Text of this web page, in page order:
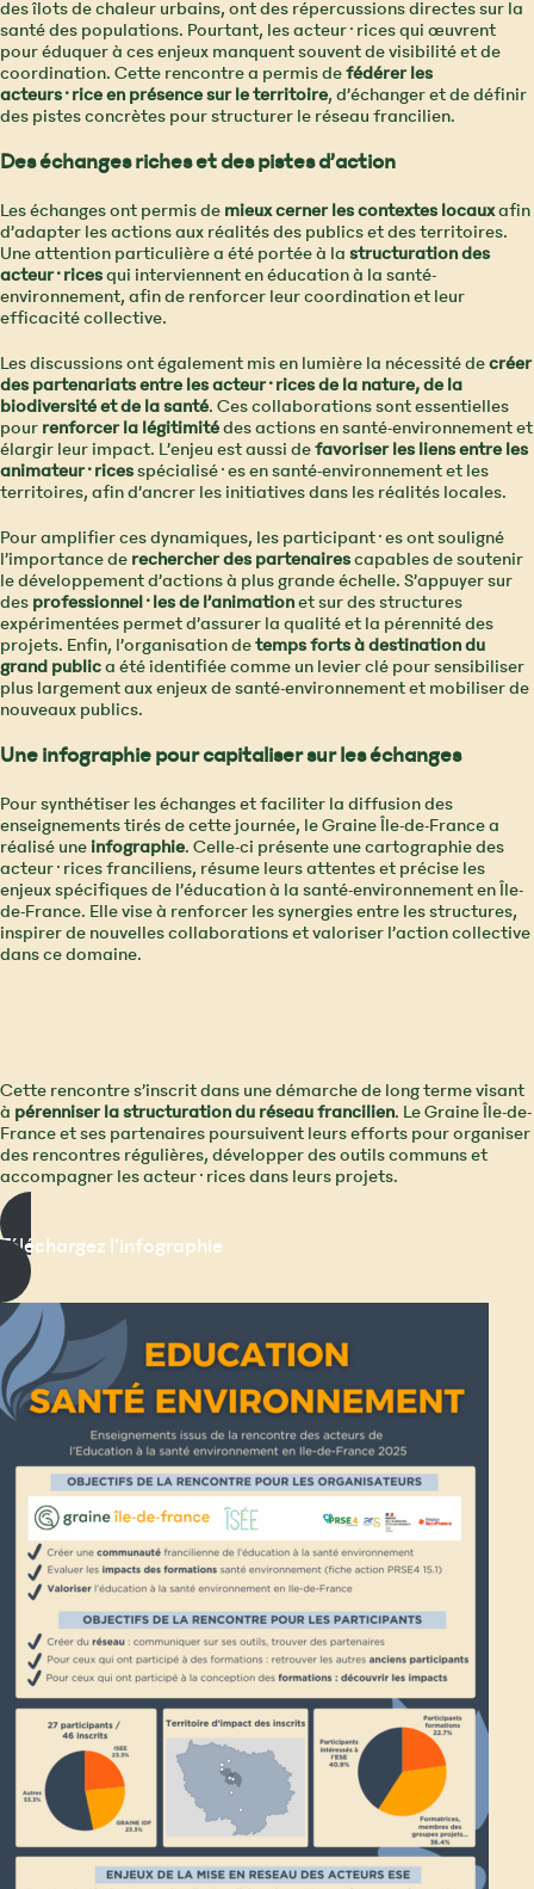
des îlots de chaleur urbains, ont des répercussions directes sur la
santé des populations. Pourtant, les acteur·rices qui œuvrent
pour éduquer à ces enjeux manquent souvent de visibilité et de
coordination. Cette rencontre a permis defédérer les
acteurs·rice en présence sur le territoire, d’échanger et de définir
des pistes concrètes pour structurer le réseau francilien.
Des échanges riches et des pistes d’action
Les échanges ont permis demieux cerner les contextes locauxafin
d’adapter les actions aux réalités des publics et des territoires.
Une attention particulière a été portée à lastructuration des
acteur·ricesqui interviennent en éducation à la santé-
environnement, afin de renforcer leur coordination et leur
efficacité collective.
Les discussions ont également mis en lumière la nécessité decréer
des partenariats entre les acteur·rices de la nature, de la
biodiversité et de la santé. Ces collaborations sont essentielles
pourrenforcer la légitimitédes actions en santé-environnement et
élargir leur impact. L’enjeu est aussi defavoriser les liens entre les
animateur·ricesspécialisé·es en santé-environnement et les
territoires, afin d’ancrer les initiatives dans les réalités locales.
Pour amplifier ces dynamiques, les participant·es ont souligné
l’importance derechercher des partenairescapables de soutenir
le développement d’actions à plus grande échelle. S’appuyer sur
desprofessionnel·les de l’animationet sur des structures
expérimentées permet d’assurer la qualité et la pérennité des
projets. Enfin, l’organisation detemps forts à destination du
grand publica été identifiée comme un levier clé pour sensibiliser
plus largement aux enjeux de santé-environnement et mobiliser de
nouveaux publics.
Une infographie pour capitaliser sur les échanges
Pour synthétiser les échanges et faciliter la diffusion des
enseignements tirés de cette journée, le Graine Île-de-France a
réalisé uneinfographie. Celle-ci présente une cartographie des
acteur·rices franciliens, résume leurs attentes et précise les
enjeux spécifiques de l’éducation à la santé-environnement en Île-
de-France. Elle vise à renforcer les synergies entre les structures,
inspirer de nouvelles collaborations et valoriser l’action collective
dans ce domaine.
Cette rencontre s’inscrit dans une démarche de long terme visant
à pérenniser la structuration du réseau francilien. Le Graine Île-de-
France et ses partenaires poursuivent leurs efforts pour organiser
des rencontres régulières, développer des outils communs et
accompagner les acteur·rices dans leurs projets.
Téléchargez l’infographie